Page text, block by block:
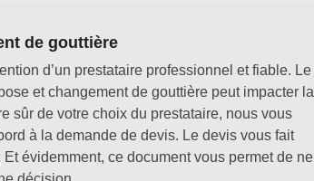
de gouttière
d’un prestataire professionnel et fiable. Le
et changement de gouttière peut impacter la
sûr de votre choix du prestataire, nous vous
à la demande de devis. Le devis vous fait
évidemment, ce document vous permet de ne